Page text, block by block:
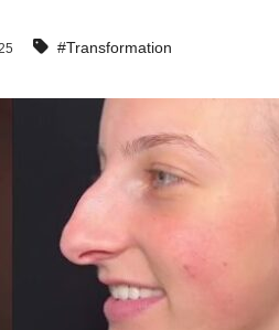
#Transformation